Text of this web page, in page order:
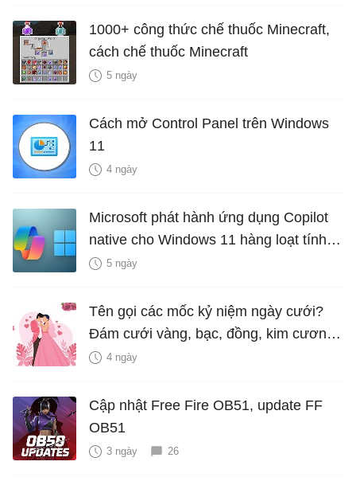
1000+ công thức chế thuốc Minecraft,
cách chế thuốc Minecraft
5 ngày
Cách mở Control Panel trên Windows
11
4 ngày
Microsoft phát hành ứng dụng Copilot
native cho Windows 11 hàng loạt tính
năng mới Hữu Ích
5 ngày
Tên gọi các mốc kỷ niệm ngày cưới?
Đám cưới vàng, bạc, đồng, kim cương
là bao nhiêu năm?
4 ngày
Cập nhật Free Fire OB51, update FF
OB51
3 ngày 26